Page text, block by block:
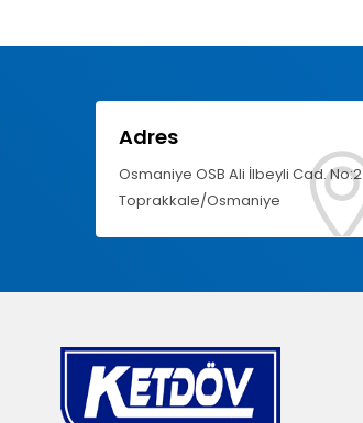
Adres
Osmaniye OSB Ali İlbeyli Cad. No:2
Toprakkale/Osmaniye